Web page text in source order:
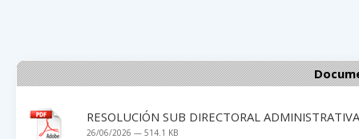
RESOLUCIÓN SUB DIRECTORAL
26/06/2026 — 514.1 KB